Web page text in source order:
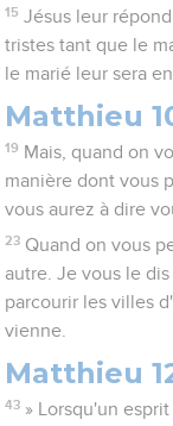
15 Jésus leur
tristes tant que le
le marié leur sera
Matthieu
19 Mais, quand on
manière dont vous
vous aurez à dire
23 Quand on vous
autre. Je vous le
parcourir les villes
vienne.
Matthieu
43 » Lorsqu'un